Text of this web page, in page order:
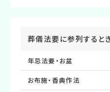
葬儀法要に参列すると
年忌法要・お盆
お布施・⾹典作法